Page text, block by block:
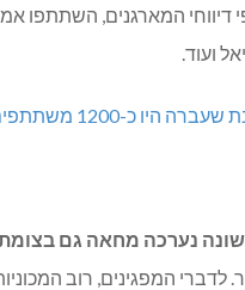
ועוד.
היו כ-1200 משתתפים.
נערכה מחאה גם
לדברי המפגינים, רוב